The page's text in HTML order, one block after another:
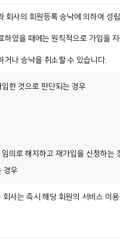
사의 회원등록 승낙에 의하여 성
였을 때에는 원칙적으로 가입을
거나 승낙을 취소할 수 있습니다.
한 것으로 판단되는 경우
의로 해지하고 재가입을 신청하는
경우
사는 즉시 해당 회원의 서비스 이